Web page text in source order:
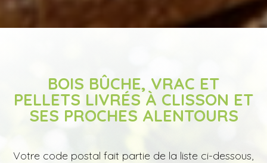
BOIS BÛCHE, VRAC ET
PELLETS LIVRÉS À CLISSON ET
SES PROCHES ALENTOURS
Votre code postal fait partie de la liste ci-dessous,